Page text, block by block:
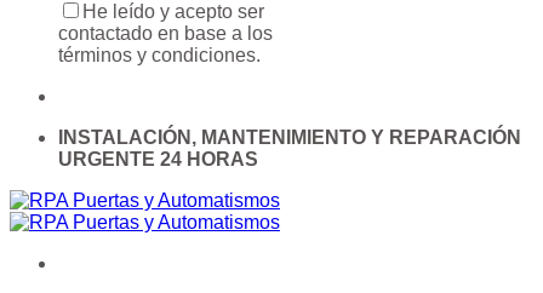
He leído y acepto ser
contactado en base a los
términos y condiciones.
INSTALACIÓN, MANTENIMIENTO Y REPARACIÓN
URGENTE 24 HORAS